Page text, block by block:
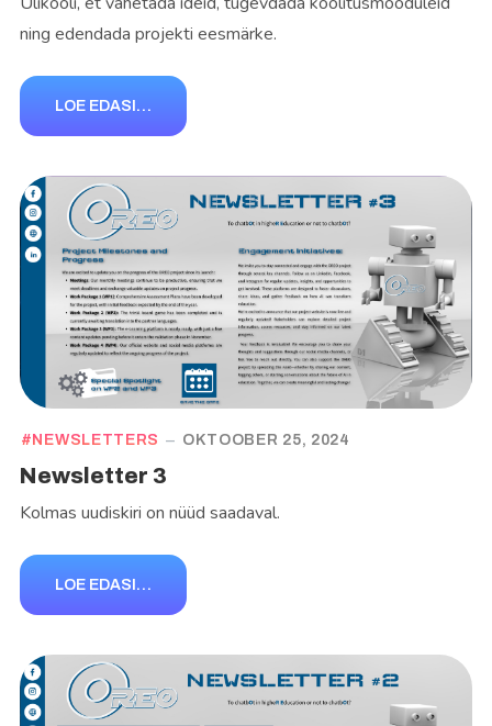
ning edendada projekti eesmärke.
LOE EDASI…
NEWSLETTERS OKTOOBER 25, 2024
Newsletter 3
Kolmas uudiskiri on nüüd saadaval.
LOE EDASI…